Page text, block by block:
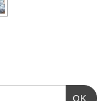
OK